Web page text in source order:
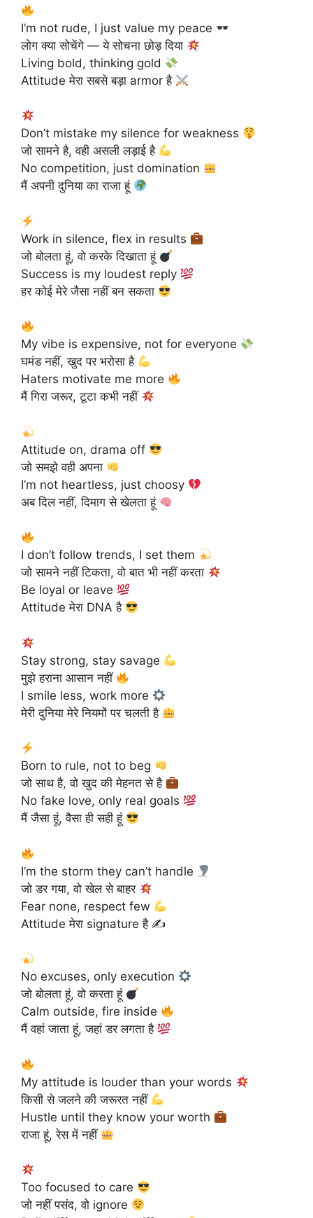
I’m not rude, I just value my peace
लोग क्या सोचेंगे — ये सोचना छोड़ दिया
Living bold, thinking gold
Attitude मेरा सबसे बड़ा armor है
Don’t mistake my silence for weakness
जो सामने है, वही असली लड़ाई है
No competition, just domination
मैं अपनी दुनिया का राजा हूं
Work in silence, flex in results
जो बोलता हूं, वो करके दिखाता हूं
Success is my loudest reply
हर कोई मेरे जैसा नहीं बन सकता
My vibe is expensive, not for everyone
घमंड नहीं, खुद पर भरोसा है
Haters motivate me more
मैं गिरा जरूर, टूटा कभी नहीं
Attitude on, drama off
जो समझे वही अपना
I’m not heartless, just choosy
अब दिल नहीं, दिमाग से खेलता हूं
I don’t follow trends, I set them
जो सामने नहीं टिकता, वो बात भी नहीं करता
Be loyal or leave
Attitude मेरा DNA है
Stay strong, stay savage
मुझे हराना आसान नहीं
I smile less, work more
मेरी दुनिया मेरे नियमों पर चलती है
Born to rule, not to beg
जो साथ है, वो खुद की मेहनत से है
No fake love, only real goals
मैं जैसा हूं, वैसा ही सही हूं
I’m the storm they can’t handle
जो डर गया, वो खेल से बाहर
Fear none, respect few
Attitude मेरा signature है ✍️
No excuses, only execution
जो बोलता हूं, वो करता हूं
Calm outside, fire inside
मैं वहां जाता हूं, जहां डर लगता है
My attitude is louder than your words
किसी से जलने की जरूरत नहीं
Hustle until they know your worth
राजा हूं, रेस में नहीं
Too focused to care
जो नहीं पसंद, वो ignore